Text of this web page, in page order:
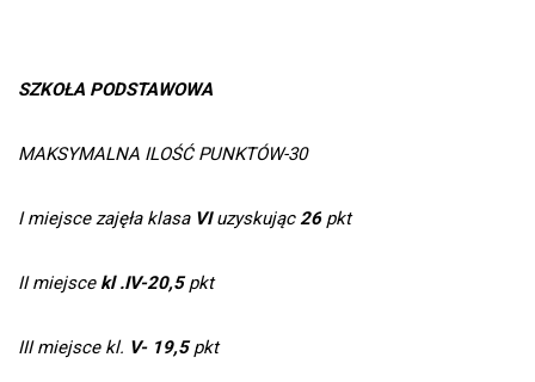
SZKOŁA PODSTAWOWA
MAKSYMALNA ILOŚĆ PUNKTÓW-30
I miejsce zajęła klasa VIuzyskując26 pkt
II miejsce kl .IV-20,5pkt
III miejsce kl. V- 19,5pkt